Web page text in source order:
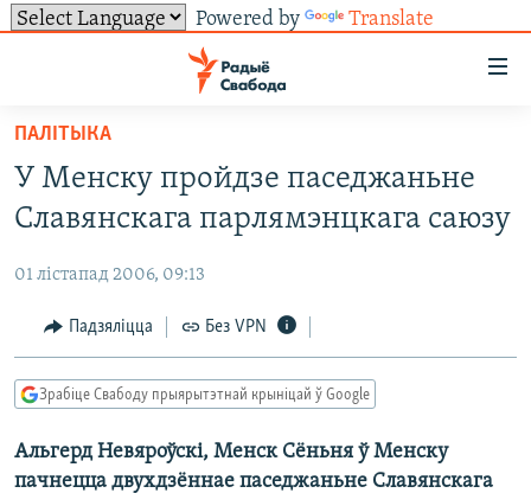
Powered by Translate
ўнівэрсальнага
доступу
Перайсьці
да
галоўнага
Перайсьці
Перайсьці
пошуку
ЛЮДЗІ
ПАЛІТЫКА
ВАЙНА
БЕЛАРУСЫ НА ВАЙНЕ
ТОЛЬКІ НА СВАБОДЗЕ
БЛОГІ
ГІСТОРЫЯ НА СВАБОДЗЕ
КНІГІ
АЎДЫЁКНІГІ
АБЫСЬЦІ БЛЯКАВАНЬНЕ
ПАДЗЯЛІЦЦА ІНФАРМАЦЫЯЙ
ПАДПІСАЦЦА
RSS
FACEBOOK
TWITTER
ПАЛІТЫКА
У Менску пройдзе паседжаньне
Славянскага парлямэнцкага саюзу
01 лістапад 2006, 09:13
Падзяліцца Без VPN
Зрабіце Свабоду прыярытэтнай крыніцай ў Google
Альгерд Невяроўскі, Менск Сёньня ў Менску
пачнецца двухдзённае паседжаньне Славянскага